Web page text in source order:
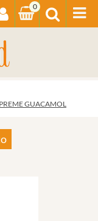
0
GUACAMOL